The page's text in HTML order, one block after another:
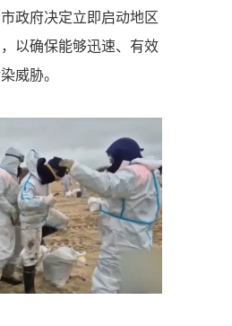
政府决定立即启动地区
以确保能够迅速、有效
威胁。